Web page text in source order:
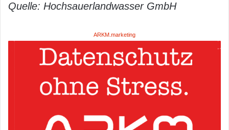
Quelle: Hochsauerlandwasser GmbH
ARKM.marketing